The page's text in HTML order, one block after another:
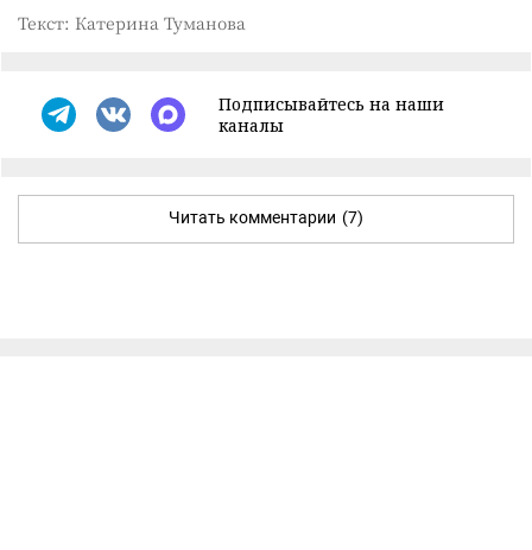
Текст: Катерина Туманова
Подписывайтесь на наши
каналы
Читать комментарии (7)